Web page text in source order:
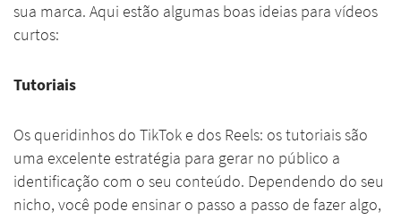
sua marca. Aqui estão algumas boas ideias para vídeos
curtos:
Tutoriais
Os queridinhos do TikTok e dos Reels: os tutoriais são
uma excelente estratégia para gerar no público a
identificação com o seu conteúdo. Dependendo do seu
nicho, você pode ensinar o passo a passo de fazer algo,